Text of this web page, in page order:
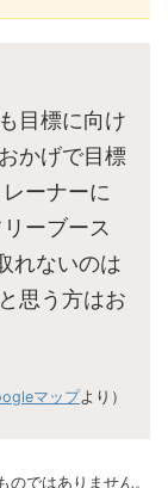
目標に向け
かげで目標
ーナーに
ーブース
れないのは
思う方はお
マップより）
ではありません。